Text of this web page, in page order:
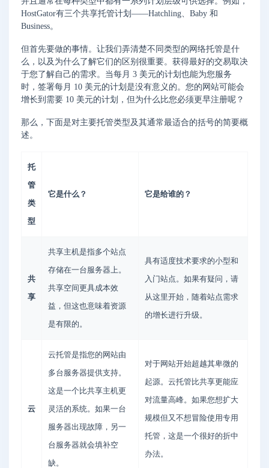
HostGator有三个共享托管计划——Hatchling、Baby 和
Business。
但首先要做的事情。让我们弄清楚不同类型的网络托管是什
么，以及为什么了解它们的区别很重要。获得最好的交易取决
于您了解自己的需求。当每月 3 美元的计划也能为您服务
时，签署每月 10 美元的计划是没有意义的。您的网站可能会
增长到需要 10 美元的计划，但为什么比您必须更早注册呢？
那么，下面是对主要托管类型及其通常最适合的括号的简要概
述。
托
管
类
型
它是什么？ 它是给谁的？
共
享
共享主机是指多个站点
存储在一台服务器上。
共享空间更具成本效
益，但这也意味着资源
是有限的。
具有适度技术要求的小型和
入门站点。如果有疑问，请
从这里开始，随着站点需求
的增长进行升级。
云
云托管是指您的网站由
多台服务器提供支持。
这是一个比共享主机更
灵活的系统。如果一台
服务器出现故障，另一
台服务器就会填补空
缺。
对于网站开始超越其卑微的
起源。云托管比共享更能应
对流量高峰。如果您想扩大
规模但又不想冒险使用专用
托管，这是一个很好的折中
办法。